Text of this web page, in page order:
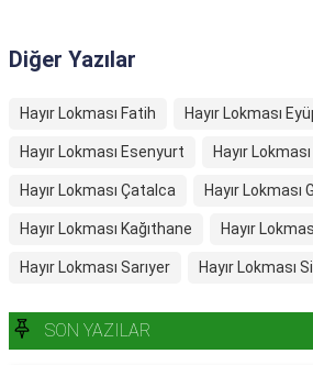
Diğer Yazılar
Hayır Lokması Fatih Hayır Lokması
Hayır Lokması Esenyurt Hayır
Hayır Lokması Çatalca Hayır Lokması
Hayır Lokması Kağıthane Hayır
Hayır Lokması Sarıyer Hayır Lokması
SON YAZILAR